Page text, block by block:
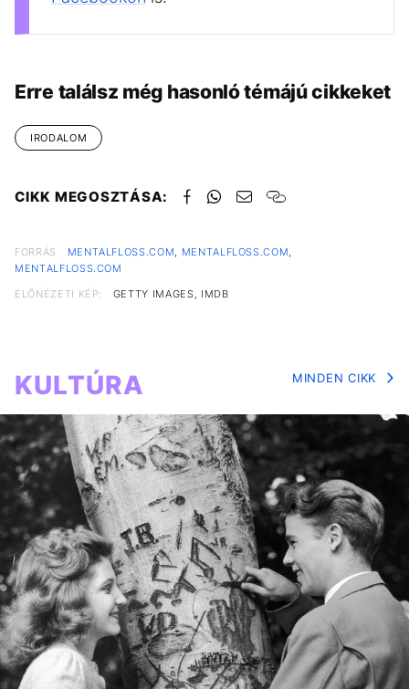
Erre találsz még hasonló témájú cikkeket
IRODALOM
CIKK MEGOSZTÁSA:
FORRÁS MENTALFLOSS.COM MENTALFLOSS.COM
MENTALFLOSS.COM
ELŐNÉZETI KÉP:
GETTY IMAGES, IMDB
KULTÚRA MINDEN CIKK